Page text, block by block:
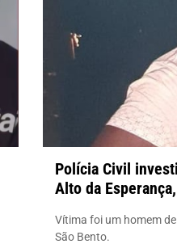
Polícia Civil
Alto da
Vítima foi um homem
São Bento.